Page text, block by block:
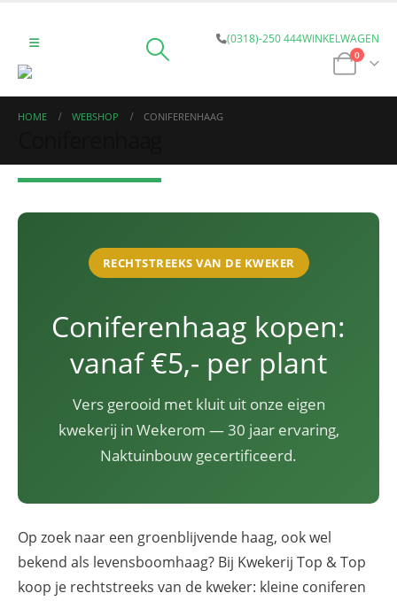
(0318)-250 444WINKELWAGEN
0
HOME WEBSHOP CONIFERENHAAG
RECHTSTREEKS VAN DE KWEKER
Coniferenhaag kopen:
vanaf €5,- per plant
Vers gerooid met kluit uit onze eigen
kwekerij in Wekerom — 30 jaar ervaring,
Naktuinbouw gecertificeerd.
Op zoek naar een groenblijvende haag, ook wel
bekend als levensboomhaag? Bij Kwekerij Top & Top
koop je rechtstreeks van de kweker: kleine coniferen